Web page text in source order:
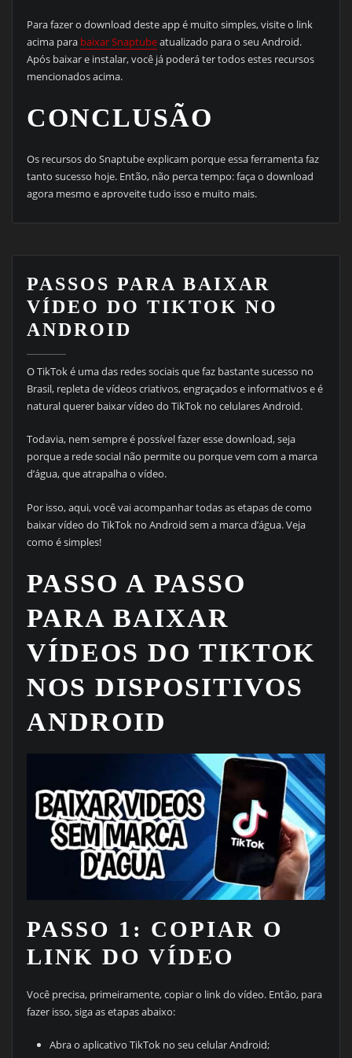
Para fazer o download deste app é muito simples, visite o link
acima para baixar Snaptubeatualizado para o seu Android.
Após baixar e instalar, você já poderá ter todos estes recursos
mencionados acima.
CONCLUSÃO
Os recursos do Snaptube explicam porque essa ferramenta faz
tanto sucesso hoje. Então, não perca tempo: faça o download
agora mesmo e aproveite tudo isso e muito mais.
PASSOS PARA BAIXAR
VÍDEO DO TIKTOK NO
ANDROID
O TikTok é uma das redes sociais que faz bastante sucesso no
Brasil, repleta de vídeos criativos, engraçados e informativos e é
natural querer baixar vídeo do TikTok no celulares Android.
Todavia, nem sempre é possível fazer esse download, seja
porque a rede social não permite ou porque vem com a marca
d’água, que atrapalha o vídeo.
Por isso, aqui, você vai acompanhar todas as etapas de como
baixar vídeo do TikTok no Android sem a marca d’água. Veja
como é simples!
PASSO A PASSO
PARA BAIXAR
VÍDEOS DO TIKTOK
NOS DISPOSITIVOS
ANDROID
PASSO 1: COPIAR O
LINK DO VÍDEO
Você precisa, primeiramente, copiar o link do vídeo. Então, para
fazer isso, siga as etapas abaixo:
Abra o aplicativo TikTok no seu celular Android;